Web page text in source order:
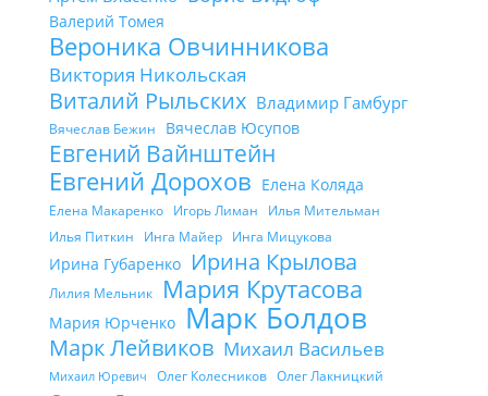
Валерий Томея
Вероника Овчинникова
Виктория Никольская
Виталий Рыльских Владимир Гамбург
Вячеслав Бежин Вячеслав Юсупов
Евгений Вайнштейн
Евгений Дорохов Елена Коляда
Елена Макаренко Игорь Лиман
Илья Мительман
Илья Питкин
Инга Майер Инга Мицукова
Ирина Губаренко Ирина Крылова
Лилия Мельник Мария Крутасова
Мария Юрченко Марк Болдов
Марк Лейвиков Михаил Васильев
Михаил Юревич Олег Колесников Олег Лакницкий